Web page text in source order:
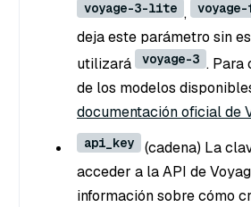
voyage-3-lite ,
deja este parámetro sin
utilizará
voyage-3 . Para
de los modelos
documentación oficial de
api_key
(cadena) La
acceder a la API de
información sobre cómo